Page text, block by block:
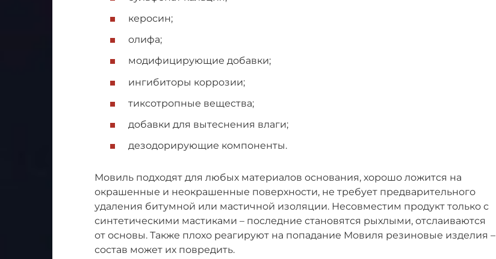
керосин;
олифа;
модифицирующие добавки;
ингибиторы коррозии;
тиксотропные вещества;
добавки для вытеснения влаги;
дезодорирующие компоненты.
Мовиль подходят для любых материалов основания, хорошо ложится на
окрашенные и неокрашенные поверхности, не требует предварительного
удаления битумной или мастичной изоляции. Несовместим продукт только с
синтетическими мастиками – последние становятся рыхлыми, отслаиваются
от основы. Также плохо реагируют на попадание Мовиля резиновые изделия –
состав может их повредить.